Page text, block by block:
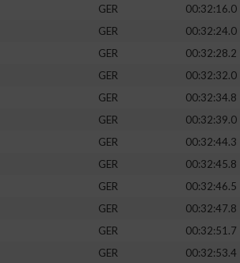
GER
00:32:16.0
GER
00:32:24.0
GER 00:32:28.2
GER
00:32:32.0
GER
00:32:34.8
GER
00:32:39.0
GER
00:32:44.3
GER 00:32:45.8
GER
00:32:46.5
GER
00:32:47.8
GER
00:32:51.7
GER
00:32:53.4